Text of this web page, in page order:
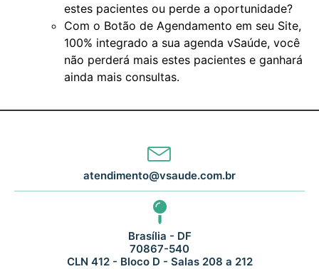
estes pacientes ou perde a oportunidade?
Com o Botão de Agendamento em seu Site,
100% integrado a sua agenda vSaúde, você
não perderá mais estes pacientes e ganhará
ainda mais consultas.
atendimento@vsaude.com.br
Brasília - DF
70867-540
CLN 412 - Bloco D - Salas 208 a 212